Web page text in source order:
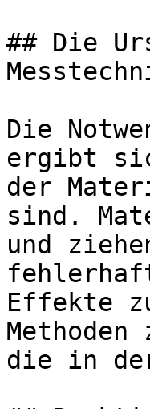
## Die
Die
ergibt
der
sind.
und
Effekte
die in